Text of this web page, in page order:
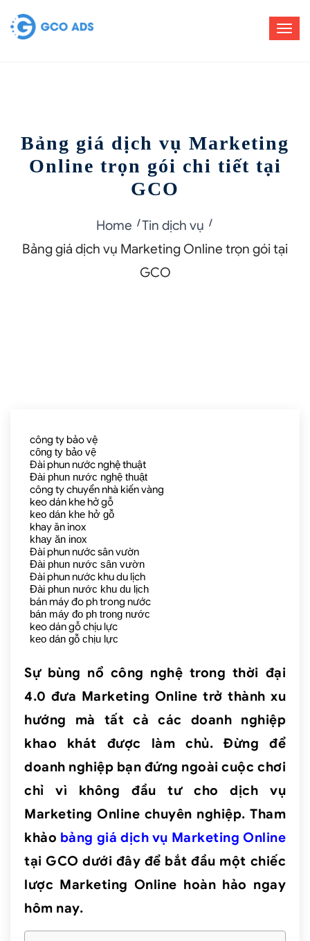
Bảng giá dịch vụ Marketing
Online trọn gói chi tiết tại
GCO
Home
Tin dịch vụ
Bảng giá dịch vụ Marketing Online trọn gói tại
GCO
công ty bảo vệ
công ty bảo vệ
Đài phun nước nghệ thuật
Đài phun nước nghệ thuật
công ty chuyển nhà kiến vàng
keo dán khe hở gỗ
keo dán khe hở gỗ
khay ăn inox
khay ăn inox
Đài phun nước sân vườn
Đài phun nước sân vườn
Đài phun nước khu du lịch
Đài phun nước khu du lịch
bán máy đo ph trong nước
bán máy đo ph trong nước
keo dán gỗ chịu lực
keo dán gỗ chịu lực
Sự bùng nổ công nghệ trong thời đại
4.0 đưa Marketing Online trở thành xu
hướng mà tất cả các doanh nghiệp
khao khát được làm chủ. Đừng để
doanh nghiệp bạn đứng ngoài cuộc chơi
chỉ vì không đầu tư cho dịch vụ
Marketing Online chuyên nghiệp. Tham
khảo bảng giá dịch vụ Marketing Online
tại GCO dưới đây để bắt đầu một chiếc
lược Marketing Online hoàn hảo ngay
hôm nay.